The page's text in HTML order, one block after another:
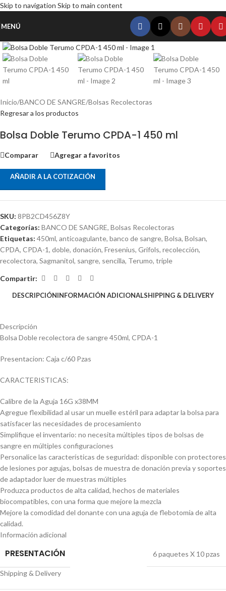
Skip to navigation Skip to main content
MENÚ
Inicio/BANCO DE SANGRE/Bolsas Recolectoras
Regresar a los productos
Bolsa Doble Terumo CPDA-1 450 ml
Comparar Agregar a favoritos
AÑADIR A LA COTIZACIÓN
SKU: 8PB2CD456Z8Y
Categorías: BANCO DE SANGRE, Bolsas Recolectoras
Etiquetas: 450ml, anticoagulante, banco de sangre, Bolsa, Bolsan,
CPDA, CPDA-1, doble, donación, Fresenius, Grifols, recolección,
recolectora, Sagmanitol, sangre, sencilla, Terumo, triple
Compartir:
DESCRIPCIÓNINFORMACIÓN ADICIONALSHIPPING & DELIVERY
Descripción
Bolsa Doble recolectora de sangre 450ml, CPDA-1
Presentacion: Caja c/60 Pzas
CARACTERISTICAS:
Calibre de la Aguja 16G x38MM
Agregue flexibilidad al usar un muelle estéril para adaptar la bolsa para
satisfacer las necesidades de procesamiento
Simplifique el inventario: no necesita múltiples tipos de bolsas de
sangre en múltiples configuraciones
Personalice las características de seguridad: disponible con protectores
de lesiones por agujas, bolsas de muestra de donación previa y soportes
de adaptador luer de muestras múltiples
Produzca productos de alta calidad, hechos de materiales
biocompatibles, con una forma que mejore la mezcla
Mejore la comodidad del donante con una aguja de flebotomía de alta
calidad.
Información adicional
PRESENTACIÓN 6 paquetes X 10 pzas
Shipping & Delivery